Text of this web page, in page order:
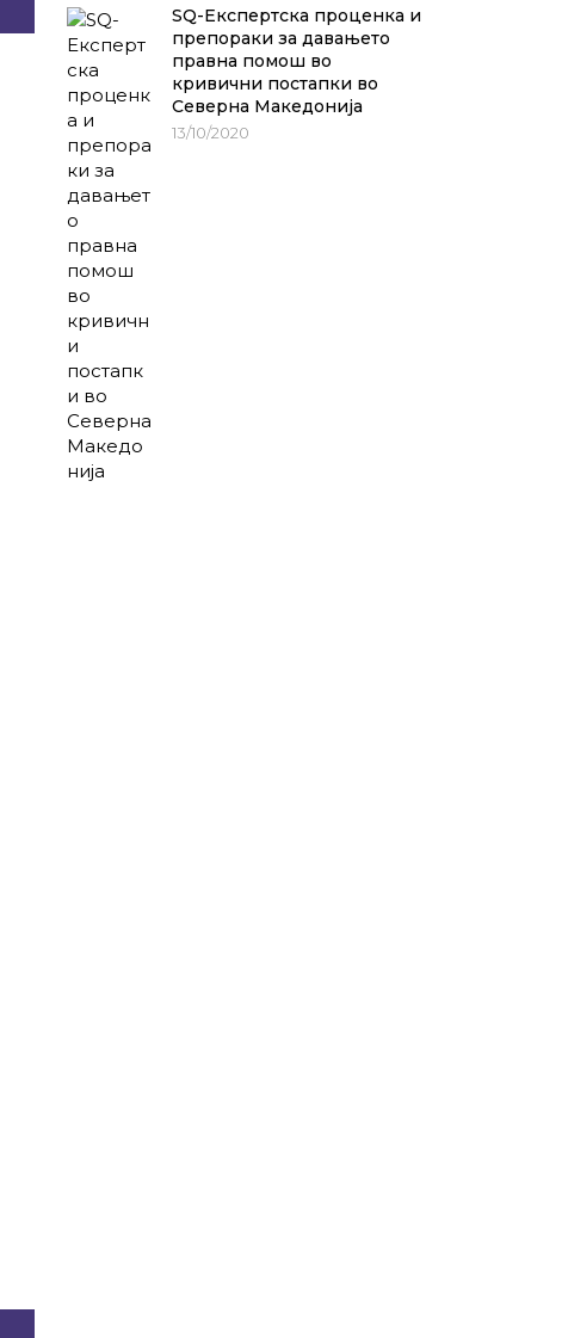
SQ-Експертска проценка и
препораки за давањето
правна помош во
кривични постапки во
Северна Македонија
13/10/2020